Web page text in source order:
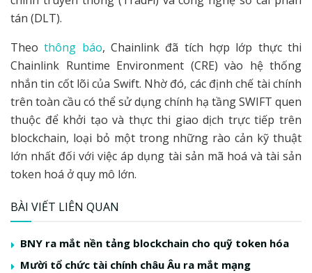
tán (DLT).
Theothông báo, Chainlink đã tích hợp lớp thực thi
Chainlink Runtime Environment (CRE) vào hệ thống
nhắn tin cốt lõi của Swift. Nhờ đó, các định chế tài chính
trên toàn cầu có thể sử dụng chính hạ tầng SWIFT quen
thuộc để khởi tạo và thực thi giao dịch trực tiếp trên
blockchain, loại bỏ một trong những rào cản kỹ thuật
lớn nhất đối với việc áp dụng tài sản mã hoá và tài sản
token hoá ở quy mô lớn.
BÀI VIẾT LIÊN QUAN
BNY ra mắt nền tảng blockchain cho quỹ token hóa
Mười tổ chức tài chính châu Âu ra mắt mạng